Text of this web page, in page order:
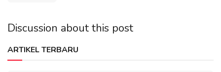
Discussion about this post
ARTIKEL TERBARU